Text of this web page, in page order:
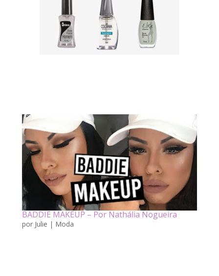
BADDIE MAKEUP – Por Nathália Nogueira
por Julie | Moda